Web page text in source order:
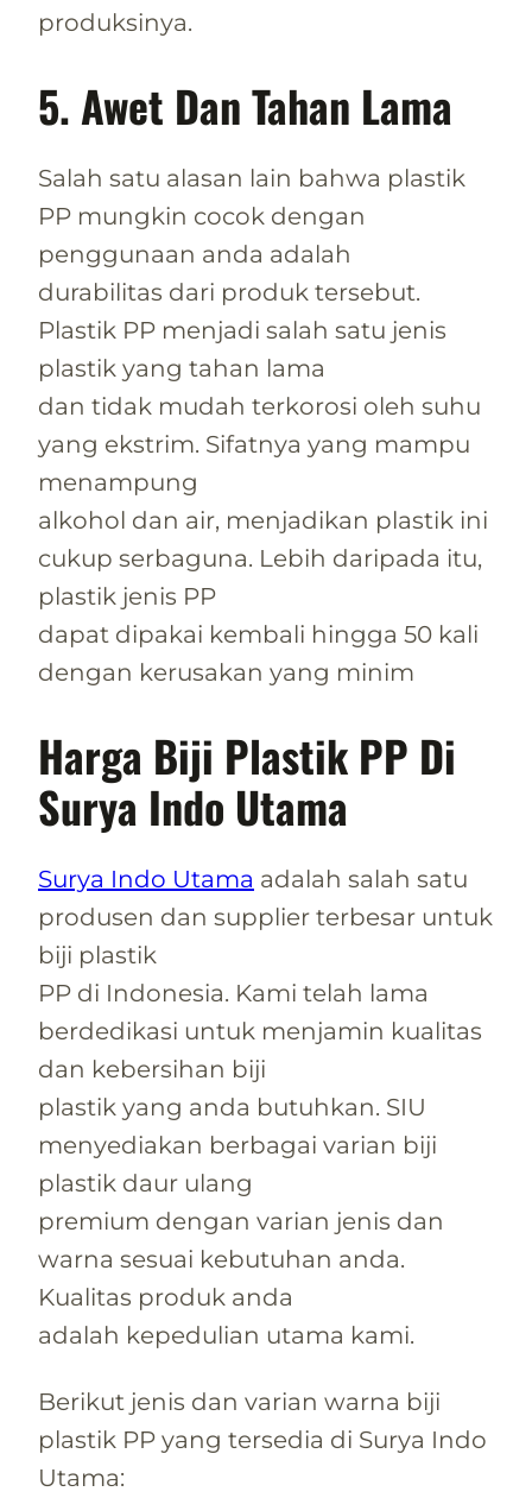
produksinya.
5. Awet Dan Tahan Lama
Salah satu alasan lain bahwa plastik
PP mungkin cocok dengan
penggunaan anda adalah
durabilitas dari produk tersebut.
Plastik PP menjadi salah satu jenis
plastik yang tahan lama
dan tidak mudah terkorosi oleh suhu
yang ekstrim. Sifatnya yang mampu
menampung
alkohol dan air, menjadikan plastik ini
cukup serbaguna. Lebih daripada itu,
plastik jenis PP
dapat dipakai kembali hingga 50 kali
dengan kerusakan yang minim
Harga Biji Plastik PP Di
Surya Indo Utama
Surya Indo Utama adalah salah satu
produsen dan supplier terbesar untuk
biji plastik
PP di Indonesia. Kami telah lama
berdedikasi untuk menjamin kualitas
dan kebersihan biji
plastik yang anda butuhkan. SIU
menyediakan berbagai varian biji
plastik daur ulang
premium dengan varian jenis dan
warna sesuai kebutuhan anda.
Kualitas produk anda
adalah kepedulian utama kami.
Berikut jenis dan varian warna biji
plastik PP yang tersedia di Surya Indo
Utama: